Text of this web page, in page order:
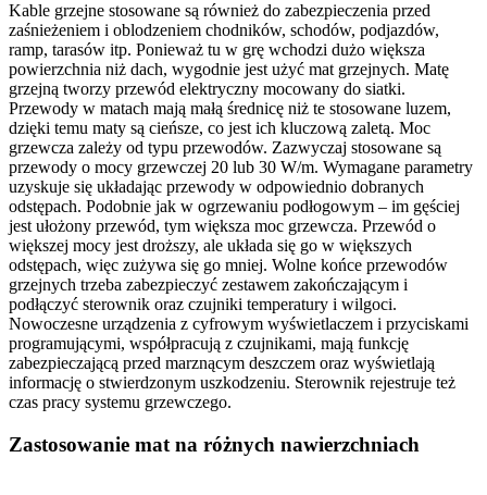
Kable grzejne stosowane są również do zabezpieczenia przed
zaśnieżeniem i oblodzeniem chodników, schodów, podjazdów,
ramp, tarasów itp. Ponieważ tu w grę wchodzi dużo większa
powierzchnia niż dach, wygodnie jest użyć mat grzejnych. Matę
grzejną tworzy przewód elektryczny mocowany do siatki.
Przewody w matach mają małą średnicę niż te stosowane luzem,
dzięki temu maty są cieńsze, co jest ich kluczową zaletą. Moc
grzewcza zależy od typu przewodów. Zazwyczaj stosowane są
przewody o mocy grzewczej 20 lub 30 W/m. Wymagane parametry
uzyskuje się układając przewody w odpowiednio dobranych
odstępach. Podobnie jak w ogrzewaniu podłogowym – im gęściej
jest ułożony przewód, tym większa moc grzewcza. Przewód o
większej mocy jest droższy, ale układa się go w większych
odstępach, więc zużywa się go mniej. Wolne końce przewodów
grzejnych trzeba zabezpieczyć zestawem zakończającym i
podłączyć sterownik oraz czujniki temperatury i wilgoci.
Nowoczesne urządzenia z cyfrowym wyświetlaczem i przyciskami
programującymi, współpracują z czujnikami, mają funkcję
zabezpieczającą przed marznącym deszczem oraz wyświetlają
informację o stwierdzonym uszkodzeniu. Sterownik rejestruje też
czas pracy systemu grzewczego.
Zastosowanie mat na różnych nawierzchniach